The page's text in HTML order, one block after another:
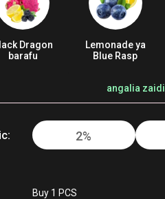
Dragon
barafu
Lemonade ya
Blue Rasp
angalia zaidi
2%
Buy 1 PCS